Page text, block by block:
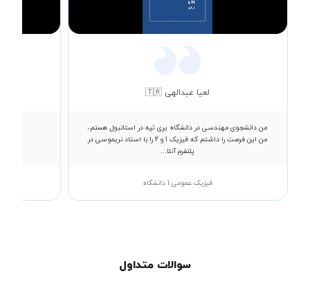
Video
لعیا عبدالهی 🇹🇷
من دانشجوی مهندسی در دانشگاه یری تپه در استانبول هستم،
من این فرصت را داشتم که فیزیک 1 و 2 را با استاد نریموسی در
پلتفرم آنلا...
فیزیک عمومی 1 دانشگاه
سوالات متداول